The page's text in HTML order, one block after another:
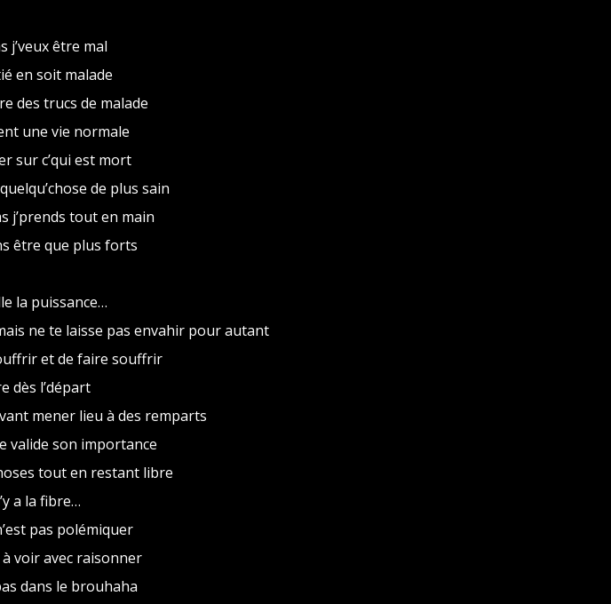
j’veux être mal
en soit malade
des trucs de malade
une vie normale
sur c’qui est mort
de plus sain
j’prends tout en main
être que plus forts
la puissance…
ne te laisse pas envahir pour autant
et de faire souffrir
dès l’départ
mener lieu à des remparts
valide son importance
tout en restant libre
a la fibre…
pas polémiquer
voir avec raisonner
dans le brouhaha